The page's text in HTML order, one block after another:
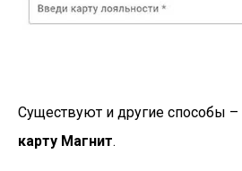
Существуют и другие способы –
карту Магнит.